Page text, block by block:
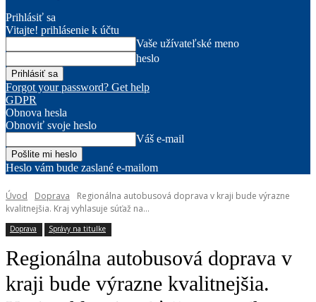
Prihlásiť sa
Vitajte! prihlásenie k účtu
Vaše užívateľské meno
heslo
Forgot your password? Get help
GDPR
Obnova hesla
Obnoviť svoje heslo
Váš e-mail
Heslo vám bude zaslané e-mailom
Úvod Doprava
Regionálna autobusová doprava v kraji bude výrazne
kvalitnejšia. Kraj vyhlasuje súťaž na...
Doprava Správy na titulke
Regionálna autobusová doprava v
kraji bude výrazne kvalitnejšia.